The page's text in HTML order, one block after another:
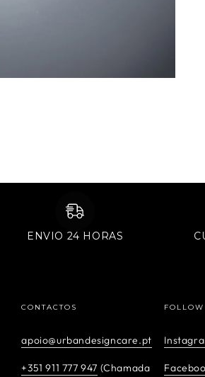
ENVIO 24 HORAS
CONTACTOS
apoio@urbandesigncare.pt
+351 911 777 947 (Chamada